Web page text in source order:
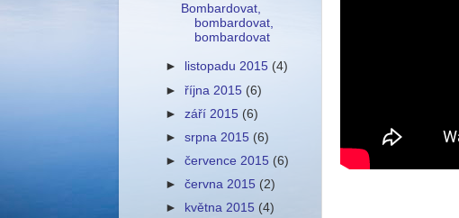
Bombardovat,
bombardovat,
bombardovat
► listopadu 2015 (4)
►října 2015 (6)
►září 2015 (6)
►srpna 2015 (6)
►července 2015 (6)
►června 2015 (2)
►
května 2015 (4)